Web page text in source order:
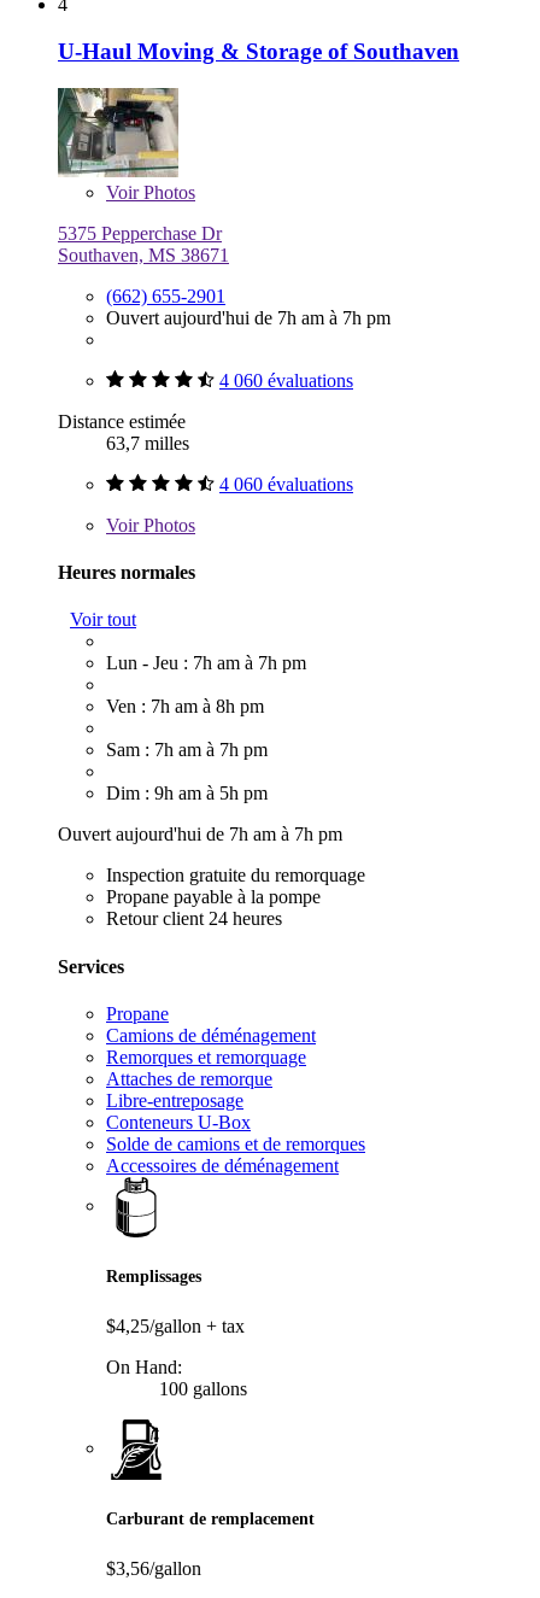
4
U-Haul Moving & Storage of Southaven
VoirPhotos
5375 Pepperchase Dr
Southaven, MS 38671
(662) 655-2901
Ouvert aujourd'hui de 7h am à 7h pm
4 060 évaluations
Distance estimée
63,7 milles
4 060 évaluations
VoirPhotos
Heures normales
Voir tout
Lun - Jeu : 7h am à 7h pm
Ven : 7h am à 8h pm
Sam : 7h am à 7h pm
Dim : 9h am à 5h pm
Ouvert aujourd'hui de 7h am à 7h pm
Inspection gratuite du remorquage
Propane payable à la pompe
Retour client 24 heures
Services
Propane
Camions de déménagement
Remorques et remorquage
Attaches de remorque
Libre-entreposage
Conteneurs U-Box
Solde de camions et de remorques
Accessoires de déménagement
Remplissages
$4,25/gallon + tax
On Hand:
100 gallons
Carburant de remplacement
$3,56/gallon